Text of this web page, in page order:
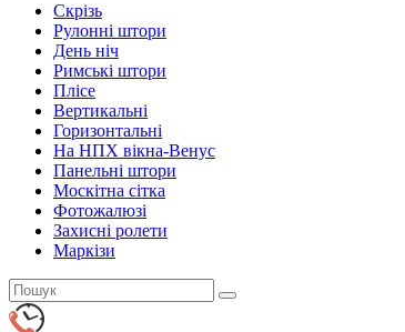
Скрізь
Рулонні штори
День ніч
Римські штори
Плісе
Вертикальні
Горизонтальні
На НПХ вікна-Венус
Панельні штори
Москітна сітка
Фотожалюзі
Захисні ролети
Маркізи